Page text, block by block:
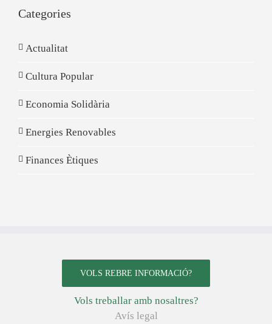
Categories
Actualitat
Cultura Popular
Economia Solidària
Energies Renovables
Finances Ètiques
VOLS REBRE INFORMACIÓ?
Vols treballar amb nosaltres?
Avís legal